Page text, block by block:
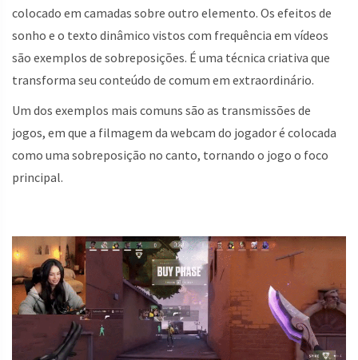
colocado em camadas sobre outro elemento. Os efeitos de
sonho e o texto dinâmico vistos com frequência em vídeos
são exemplos de sobreposições. É uma técnica criativa que
transforma seu conteúdo de comum em extraordinário.
Um dos exemplos mais comuns são as transmissões de
jogos, em que a filmagem da webcam do jogador é colocada
como uma sobreposição no canto, tornando o jogo o foco
principal.